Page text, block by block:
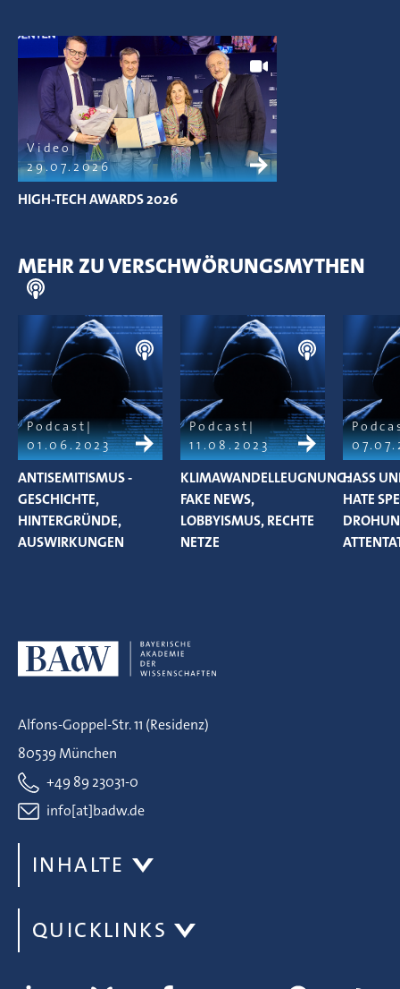
Video
29.07.2026
HIGH-TECH AWARDS 2026
MEHR ZU VERSCHWÖRUNGSMYTHEN
Podcast
01.06.2023
ANTISEMITISMUS -
GESCHICHTE,
HINTERGRÜNDE,
AUSWIRKUNGEN
Podcast
11.08.2023
KLIMAWANDELLEUGNUNG:
FAKE NEWS,
LOBBYISMUS, RECHTE
NETZE
HASS
HATE
Alfons-Goppel-Str. 11 (Residenz)
80539 München
+49 89 23031-0
info[at]badw.de
INHALTE
QUICKLINKS